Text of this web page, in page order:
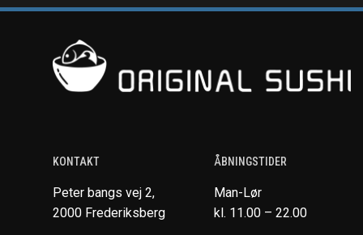
KONTAKT
Peter bangs vej 2,
2000 Frederiksberg
ÅBNINGSTIDER
Man-Lør
kl. 11.00 – 22.00